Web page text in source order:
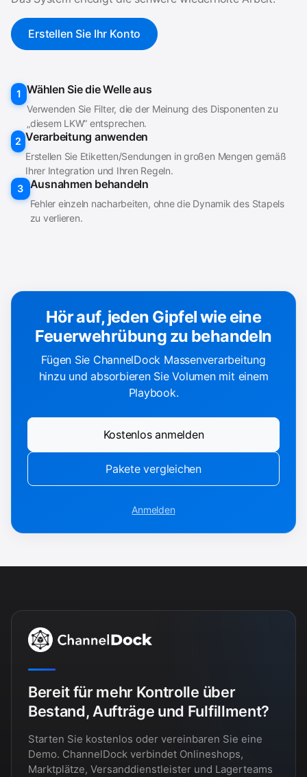
Erstellen Sie Ihr Konto
1 Wählen Sie die Welle aus
Verwenden Sie Filter, die der Meinung des Disponenten zu
„diesem LKW“ entsprechen.
2 Verarbeitung anwenden
Erstellen Sie Etiketten/Sendungen in großen Mengen gemäß
Ihrer Integration und Ihren Regeln.
3 Ausnahmen behandeln
Fehler einzeln nacharbeiten, ohne die Dynamik des Stapels
zu verlieren.
Hör auf, jeden Gipfel wie eine
Feuerwehrübung zu behandeln
Fügen Sie ChannelDock Massenverarbeitung
hinzu und absorbieren Sie Volumen mit einem
Playbook.
Kostenlos anmelden
Pakete vergleichen
Anmelden
Bereit für mehr Kontrolle über
Bestand, Aufträge und Fulfillment?
Starten Sie kostenlos oder vereinbaren Sie eine
Demo. ChannelDock verbindet Onlineshops,
Marktplätze, Versanddienstleister und Lagerteams